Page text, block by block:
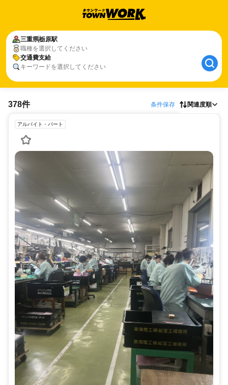
三重県栃原駅
職種を選択してください
交通費支給
キーワードを選択してください
378件 条件保存 関連度順
アルバイト・パート